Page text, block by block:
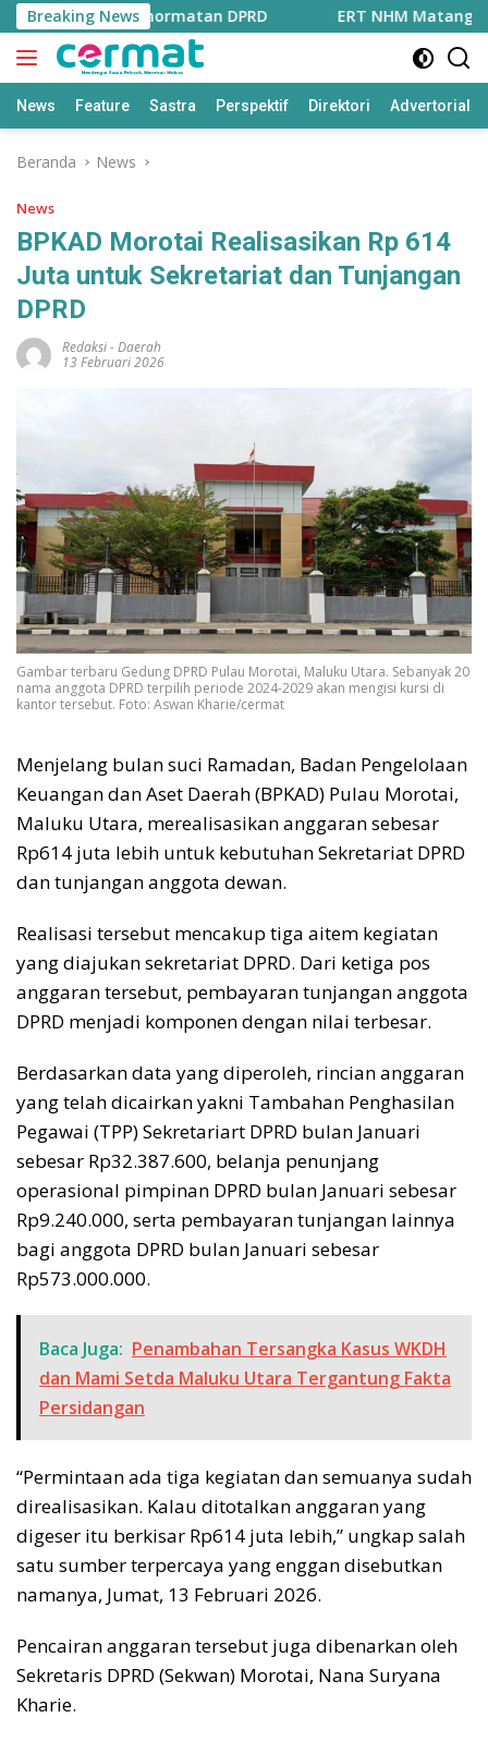
Langsung
ke
konten
Breaking News
di Badan Kehormatan DPRD ERT NHM Matangkan
News Feature Sastra Perspektif Direktori Advertorial
Beranda News
News
BPKAD Morotai Realisasikan Rp 614
Juta untuk Sekretariat dan Tunjangan
DPRD
Redaksi-Daerah
13 Februari 2026
Gambar terbaru Gedung DPRD Pulau Morotai, Maluku Utara. Sebanyak 20
nama anggota DPRD terpilih periode 2024-2029 akan mengisi kursi di
kantor tersebut. Foto: Aswan Kharie/cermat
Menjelang bulan suci Ramadan, Badan Pengelolaan
Keuangan dan Aset Daerah (BPKAD) Pulau Morotai,
Maluku Utara, merealisasikan anggaran sebesar
Rp614 juta lebih untuk kebutuhan Sekretariat DPRD
dan tunjangan anggota dewan.
Realisasi tersebut mencakup tiga aitem kegiatan
yang diajukan sekretariat DPRD. Dari ketiga pos
anggaran tersebut, pembayaran tunjangan anggota
DPRD menjadi komponen dengan nilai terbesar.
Berdasarkan data yang diperoleh, rincian anggaran
yang telah dicairkan yakni Tambahan Penghasilan
Pegawai (TPP) Sekretariart DPRD bulan Januari
sebesar Rp32.387.600, belanja penunjang
operasional pimpinan DPRD bulan Januari sebesar
Rp9.240.000, serta pembayaran tunjangan lainnya
bagi anggota DPRD bulan Januari sebesar
Rp573.000.000.
Baca Juga: Penambahan Tersangka Kasus WKDH
dan Mami Setda Maluku Utara Tergantung Fakta
Persidangan
“Permintaan ada tiga kegiatan dan semuanya sudah
direalisasikan. Kalau ditotalkan anggaran yang
digeser itu berkisar Rp614 juta lebih,” ungkap salah
satu sumber terpercaya yang enggan disebutkan
namanya, Jumat, 13 Februari 2026.
Pencairan anggaran tersebut juga dibenarkan oleh
Sekretaris DPRD (Sekwan) Morotai, Nana Suryana
Kharie.